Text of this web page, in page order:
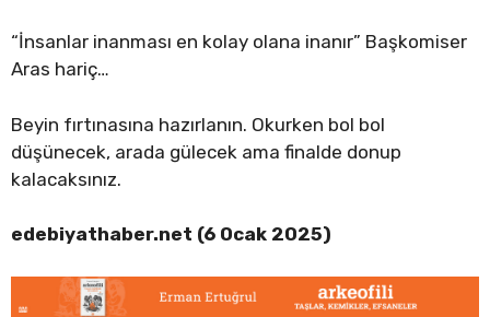
“İnsanlar inanması en kolay olana inanır” Başkomiser
Aras hariç…
Beyin fırtınasına hazırlanın. Okurken bol bol
düşünecek, arada gülecek ama finalde donup
kalacaksınız.
edebiyathaber.net (6 Ocak 2025)